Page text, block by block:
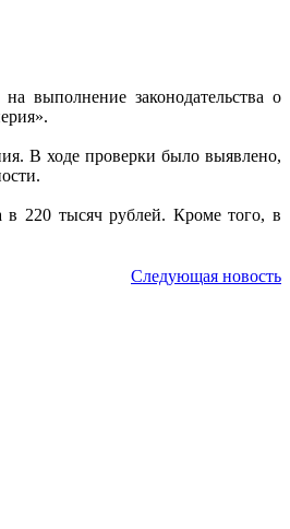
выполнение законодательства о
В ходе проверки было выявлено,
220 тысяч рублей. Кроме того, в
Следующая новость